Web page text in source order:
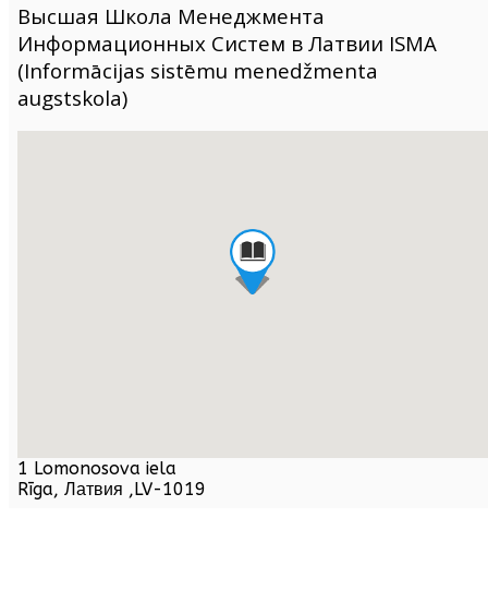
Высшая Школа Менеджмента
Информационных Систем в Латвии ISMA
(Informācijas sistēmu menedžmenta
augstskola)
1 Lomonosova iela
Rīga, Латвия , LV-1019